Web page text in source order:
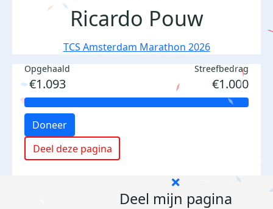
Ricardo Pouw
TCS Amsterdam Marathon 2026
Opgehaald
€1.093
Streefbedrag
€1.000
Doneer
Deel deze pagina
Deel mijn pagina